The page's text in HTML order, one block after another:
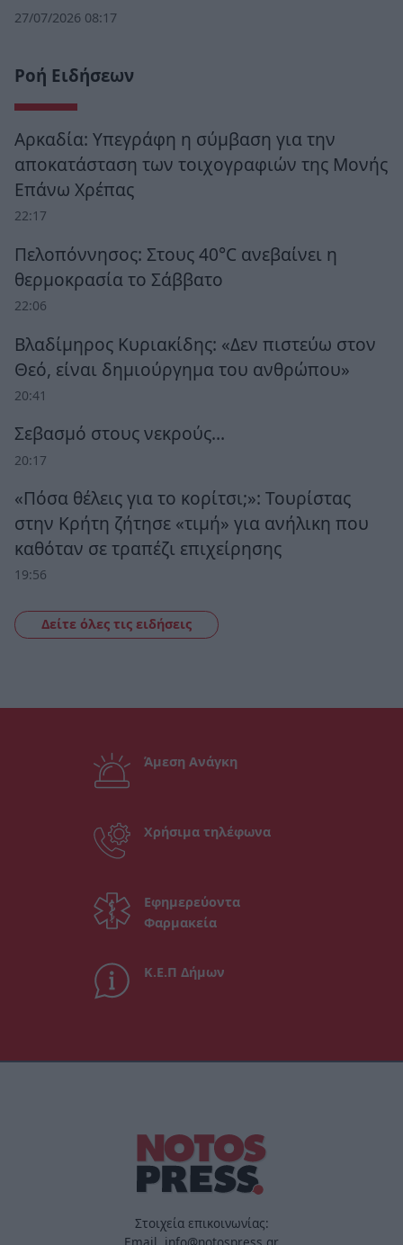
27/07/2026 08:17
Ροή Ειδήσεων
Αρκαδία: Υπεγράφη η σύμβαση για την
αποκατάσταση των τοιχογραφιών της Μονής
Επάνω Χρέπας
22:17
Πελοπόννησος: Στους 40°C ανεβαίνει η
θερμοκρασία το Σάββατο
22:06
Βλαδίμηρος Κυριακίδης: «Δεν πιστεύω στον
Θεό, είναι δημιούργημα του ανθρώπου»
20:41
Σεβασμό στους νεκρούς…
20:17
«Πόσα θέλεις για το κορίτσι;»: Τουρίστας
στην Κρήτη ζήτησε «τιμή» για ανήλικη που
καθόταν σε τραπέζι επιχείρησης
19:56
Δείτε όλες τις ειδήσεις
Άμεση Ανάγκη
Χρήσιμα τηλέφωνα
Εφημερεύοντα
Φαρμακεία
Κ.Ε.Π Δήμων
Στοιχεία επικοινωνίας: